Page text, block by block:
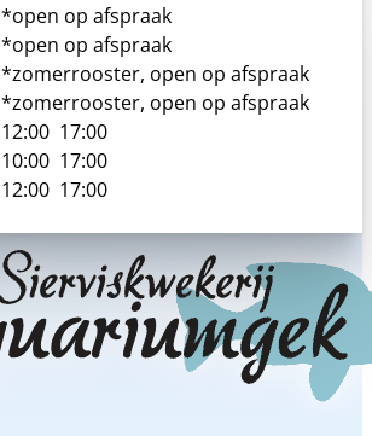
*open op afspraak
*open op afspraak
*zomerrooster, open op afspraak
*zomerrooster, open op afspraak
12:00 17:00
10:00 17:00
12:00 17:00